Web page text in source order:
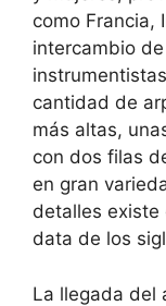
como Francia,
intercambio
cantidad de
más altas,
con dos filas
en gran
detalles existe
data de los
La llegada del